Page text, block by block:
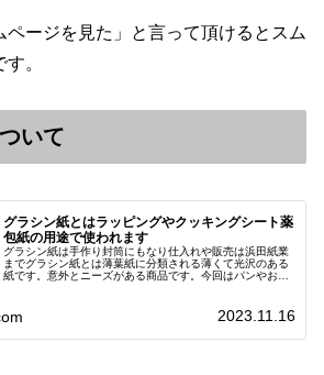
ページを見た」と言って頂けるとスム
。
いて
グラシン紙とはラッピングやクッキングシート薬
包紙の用途で使われます
グラシン紙は手作り封筒にもなり仕入れや販売は浜田紙業
までグラシン紙とは薄葉紙に分類される薄くて光沢のある
紙です。意外とニーズがある商品です。今回はパンやお菓
2023.11.16